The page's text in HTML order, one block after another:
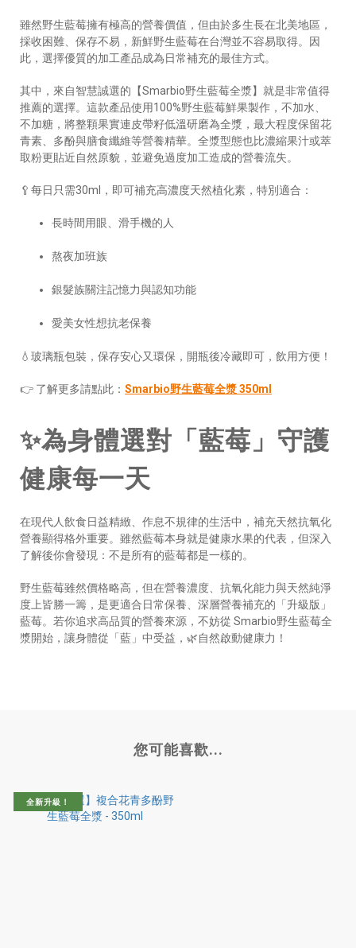
雖然野生藍莓擁有極高的營養價值，但由於多生長在北美地區，
採收困難、保存不易，新鮮野生藍莓在台灣並不容易取得。因
此，選擇優質的加工產品成為日常補充的最佳方式。
其中，來自智慧誠選的【Smarbio野生藍莓全漿】就是非常值得
推薦的選擇。這款產品使用100%野生藍莓鮮果製作，不加水、
不加糖，將整顆果實連皮帶籽低溫研磨為全漿，最大程度保留花
青素、多酚與膳食纖維等營養精華。全漿型態也比濃縮果汁或萃
取粉更貼近自然原貌，並避免過度加工造成的營養流失。
🥄每日只需30ml，即可補充高濃度天然植化素，特別適合：
長時間用眼、滑手機的人
熬夜加班族
銀髮族關注記憶力與認知功能
愛美女性想抗老保養
💧玻璃瓶包裝，保存安心又環保，開瓶後冷藏即可，飲用方便！
👉 了解更多請點此： Smarbio野生藍莓全漿 350ml
✨為身體選對「藍莓」守護
健康每一天
在現代人飲食日益精緻、作息不規律的生活中，補充天然抗氧化
營養顯得格外重要。雖然藍莓本身就是健康水果的代表，但深入
了解後你會發現：不是所有的藍莓都是一樣的。
野生藍莓雖然價格略高，但在營養濃度、抗氧化能力與天然純淨
度上皆勝一籌，是更適合日常保養、深層營養補充的「升級版」
藍莓。若你追求高品質的營養來源，不妨從 Smarbio野生藍莓全
漿開始，讓身體從「藍」中受益，🌿自然啟動健康力！
您可能喜歡...
全新升級！